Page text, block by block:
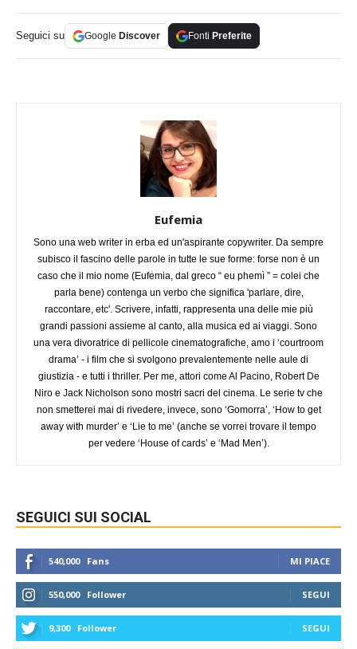
Seguici su Google Discover Fonti Preferite
Eufemia
Sono una web writer in erba ed un'aspirante copywriter. Da sempre
subisco il fascino delle parole in tutte le sue forme: forse non è un
caso che il mio nome (Eufemia, dal greco “ eu phemì ” = colei che
parla bene) contenga un verbo che significa 'parlare, dire,
raccontare, etc'. Scrivere, infatti, rappresenta una delle mie più
grandi passioni assieme al canto, alla musica ed ai viaggi. Sono
una vera divoratrice di pellicole cinematografiche, amo i ‘courtroom
drama’ - i film che si svolgono prevalentemente nelle aule di
giustizia - e tutti i thriller. Per me, attori come Al Pacino, Robert De
Niro e Jack Nicholson sono mostri sacri del cinema. Le serie tv che
non smetterei mai di rivedere, invece, sono ‘Gomorra’, ‘How to get
away with murder’ e ‘Lie to me’ (anche se vorrei trovare il tempo
per vedere ‘House of cards’ e ‘Mad Men’).
SEGUICI SUI SOCIAL
540,000 Fans MI PIACE
550,000 Follower SEGUI
9,300 Follower SEGUI